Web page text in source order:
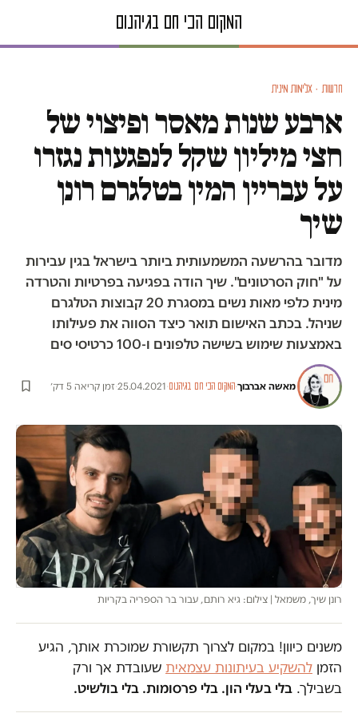
חדשות · אלימות מינית
ארבע שנות מאסר ופיצוי של
חצי מיליון שקל לנפגעות נגזרו
על עבריין המין בטלגרם רונן
שיך
מדובר בהרשעה המשמעותית ביותר בישראל בגין עבירות
על "חוק הסרטונים". שיך הודה בפגיעה בפרטיות והטרדה
מינית כלפי מאות נשים במסגרת 20 קבוצות הטלגרם
שניהל. בכתב האישום תואר כיצד הסווה את פעילותו
באמצעות שימוש בשישה טלפונים ו-100 כרטיסי סים
מאשה אברבוך·המקום הכי חם בגיהנום·
25.04.2021
·זמן קריאה 5 דק׳
רונן שיך, משמאל | צילום: גיא רותם, עבור בר הספריה בקריות
משנים כיוון! במקום לצרוך תקשורת שמוכרת אותך, הגיע
הזמן להשקיע בעיתונות עצמאית שעובדת אך ורק
בשבילך. בלי בעלי הון. בלי פרסומות. בלי בולשיט.